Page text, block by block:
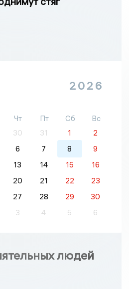
2026
Чт Пт Сб
Вс
30 31 1
2
6 7 8
9
13 14 15
16
20 21 22
23
27 28 29
30
3 4 5 6
людей